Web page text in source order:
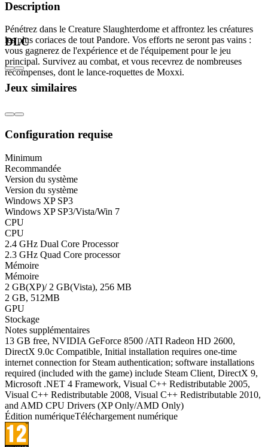
Description
Pénétrez dans le Creature Slaughterdome et affrontez les créatures
les plus coriaces de tout Pandore. Vos efforts ne seront pas vains :
vous gagnerez de l'expérience et de l'équipement pour le jeu
principal. Survivez au combat, et vous recevrez de nombreuses
récompenses, dont le lance-roquettes de Moxxi.
DLC
Jeux similaires
Configuration requise
Minimum
Recommandée
Version du système
Version du système
Windows XP SP3
Windows XP SP3/Vista/Win 7
CPU
CPU
2.4 GHz Dual Core Processor
2.3 GHz Quad Core processor
Mémoire
Mémoire
2 GB(XP)/ 2 GB(Vista), 256 MB
2 GB, 512MB
GPU
Stockage
Notes supplémentaires
13 GB free, NVIDIA GeForce 8500 /ATI Radeon HD 2600,
DirectX 9.0c Compatible, Initial installation requires one-time
internet connection for Steam authentication; software installations
required (included with the game) include Steam Client, DirectX 9,
Microsoft .NET 4 Framework, Visual C++ Redistributable 2005,
Visual C++ Redistributable 2008, Visual C++ Redistributable 2010,
and AMD CPU Drivers (XP Only/AMD Only)
Édition numériqueTéléchargement numérique